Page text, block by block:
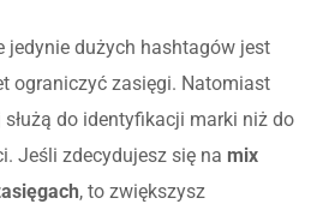
jedynie dużych hashtagów jest
ograniczyć zasięgi. Natomiast
do identyfikacji marki niż do
Jeśli zdecydujesz się na mix
, to zwiększysz